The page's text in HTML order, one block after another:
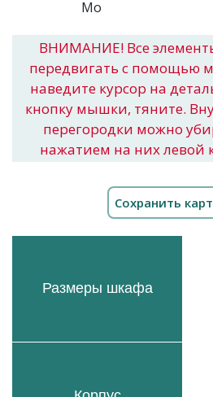
ВНИМАНИЕ! Все
передвигать с помощью
наведите курсор на
кнопку мышки, тяните.
перегородки можно
нажатием на них
Размеры шкафа